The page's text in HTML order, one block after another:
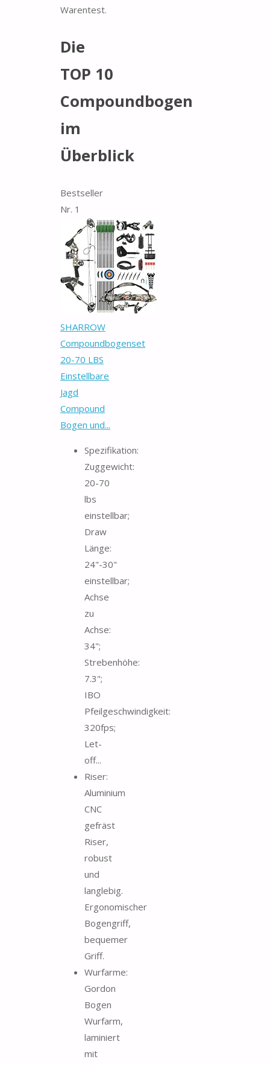
Warentest.
Die
TOP 10
Compoundbogen
im
Überblick
Bestseller
Nr. 1
SHARROW
Compoundbogenset
20-70 LBS
Einstellbare
Jagd
Compound
Bogen und...
Spezifikation:
Zuggewicht:
20-70
lbs
einstellbar;
Draw
Länge:
24"-30"
einstellbar;
Achse
zu
Achse:
34";
Strebenhöhe:
7.3";
IBO
Pfeilgeschwindigkeit:
320fps;
Let-
off...
Riser:
Aluminium
CNC
gefräst
Riser,
robust
und
langlebig.
Ergonomischer
Bogengriff,
bequemer
Griff.
Wurfarme:
Gordon
Bogen
Wurfarm,
laminiert
mit